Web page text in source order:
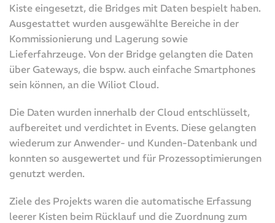
Kiste eingesetzt, die Bridges mit Daten bespielt haben.
Ausgestattet wurden ausgewählte Bereiche in der
Kommissionierung und Lagerung sowie
Lieferfahrzeuge. Von der Bridge gelangten die Daten
über Gateways, die bspw. auch einfache Smartphones
sein können, an die Wiliot Cloud.
Die Daten wurden innerhalb der Cloud entschlüsselt,
aufbereitet und verdichtet in Events. Diese gelangten
wiederum zur Anwender- und Kunden-Datenbank und
konnten so ausgewertet und für Prozessoptimierungen
genutzt werden.
Ziele des Projekts waren die automatische Erfassung
leerer Kisten beim Rücklauf und die Zuordnung zum